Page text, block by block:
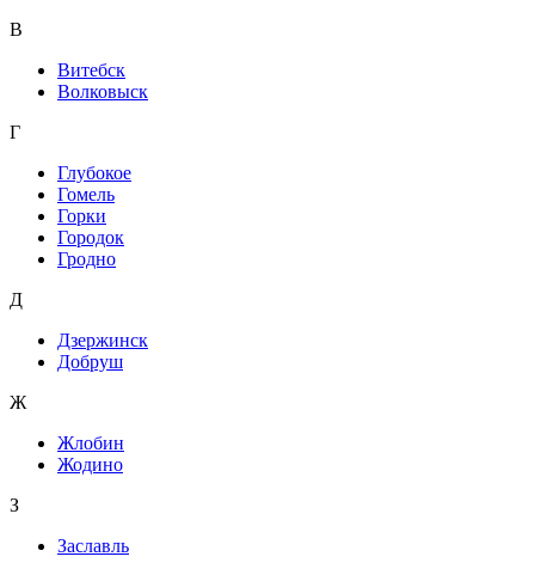
В
Витебск
Волковыск
Г
Глубокое
Гомель
Горки
Городок
Гродно
Д
Дзержинск
Добруш
Ж
Жлобин
Жодино
З
Заславль